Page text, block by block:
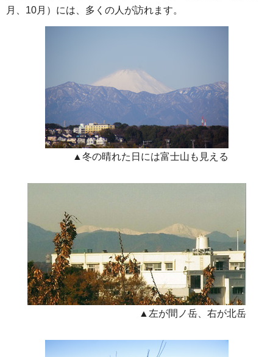
月、10月）には、多くの人が訪れます。
▲冬の晴れた日には富士山も見える
▲左が間ノ岳、右が北岳